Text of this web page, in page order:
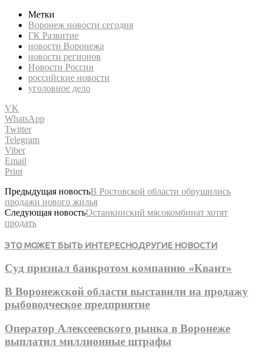
Метки
Воронеж новости сегодня
ГК Развитие
новости Воронежа
новости регионов
Новости России
российские новости
уголовное дело
VK
WhatsApp
Twitter
Telegram
Viber
Email
Print
Предыдущая новостьВ Ростовской области обрушились
продажи нового жилья
Следующая новостьОстанкинский мясокомбинат хотят
продать
ЭТО МОЖЕТ БЫТЬ ИНТЕРЕСНОДРУГИЕ НОВОСТИ
Суд признал банкротом компанию «Квант»
В Воронежской области выставили на продажу
рыбоводческое предприятие
Оператор Алексеевского рынка в Воронеже
выплатил миллионные штрафы